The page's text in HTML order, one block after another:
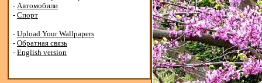
- Автомобили
- Спорт
- Upload Your Wallpapers
- Обратная связь
- English version